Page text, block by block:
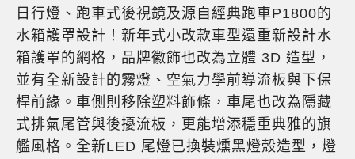
日行燈、跑車式後視鏡及源自經典跑車P1800的
水箱護罩設計！新年式小改款車型還重新設計水
箱護罩的網格，品牌徽飾也改為立體 3D 造型，
並有全新設計的霧燈、空氣力學前導流板與下保
桿前緣。車側則移除塑料飾條，車尾也改為隱藏
式排氣尾管與後擾流板，更能增添穩重典雅的旗
艦風格。全新LED 尾燈已換裝燻黑燈殼造型，燈